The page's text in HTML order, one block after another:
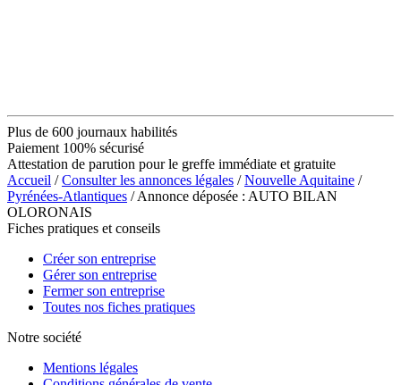
Plus de 600 journaux habilités
Paiement 100% sécurisé
Attestation de parution pour le greffe immédiate et gratuite
Accueil /Consulter les annonces légales /Nouvelle Aquitaine /
Pyrénées-Atlantiques / Annonce déposée : AUTO BILAN
OLORONAIS
Fiches pratiques et conseils
Créer son entreprise
Gérer son entreprise
Fermer son entreprise
Toutes nos fiches pratiques
Notre société
Mentions légales